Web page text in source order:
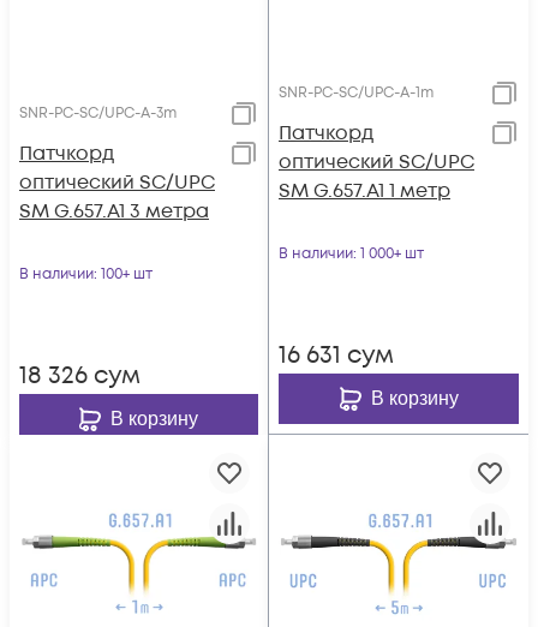
SNR-PC-SC/UPC-A-3m
Патчкорд
оптический SC/UPC
SM G.657.A1 3 метра
В наличии: 100+ шт
18 326 сум
В корзину
SNR-PC-SC/UPC-A-1m
Патчкорд
оптический SC/UPC
SM G.657.A1 1 метр
В наличии: 1 000+ шт
16 631 сум
В корзину